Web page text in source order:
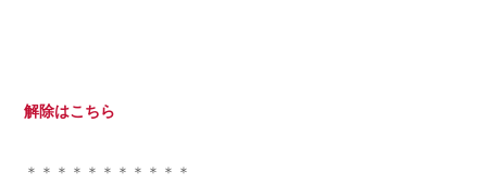
解除はこちら
＊＊＊＊＊＊＊＊＊＊＊